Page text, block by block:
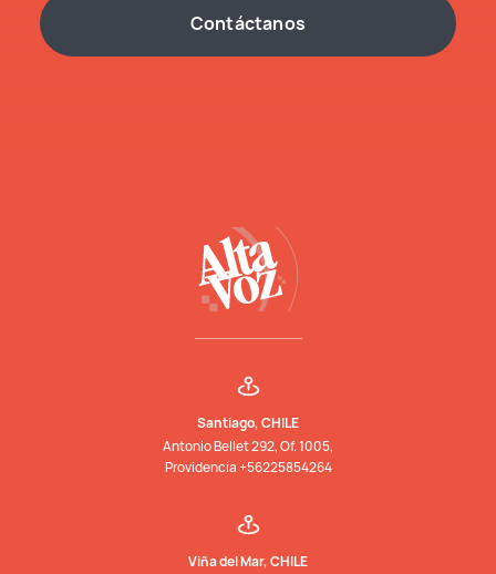
Contáctanos
Santiago, CHILE
Antonio Bellet 292, Of. 1005,
Providencia +56225854264
Viña del Mar, CHILE